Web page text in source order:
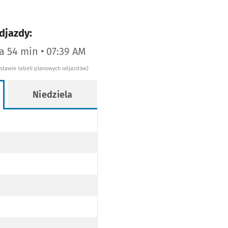
54 min • 07:39 AM
tabeli planowych odjazdów)
Niedziela
HURTU)
HURTU) HURTU)
HURTU) HURTU)